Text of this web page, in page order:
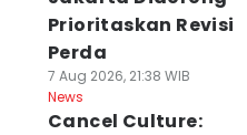
Prioritaskan Revisi
Perda
7 Aug 2026, 21:38 WIB
News
Cancel Culture: